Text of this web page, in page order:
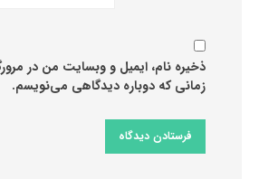
ذخیره نام، ایمیل و وبسایت من در
زمانی که دوباره دیدگاهی می‌نویسم.